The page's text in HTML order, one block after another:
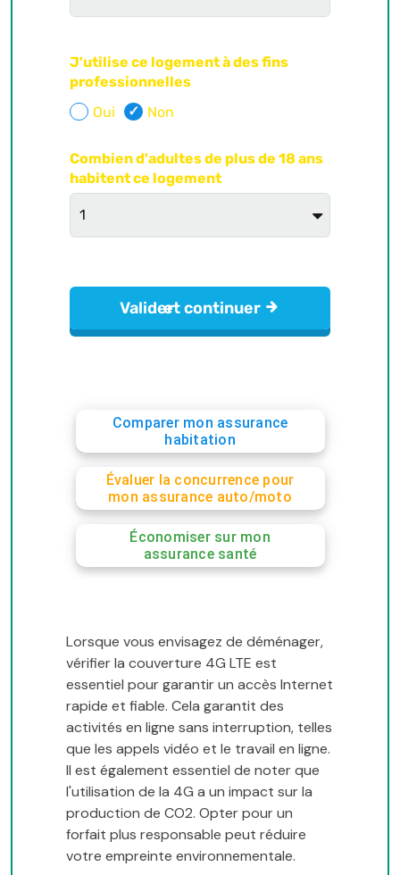
Comparer mon assurance
habitation
Évaluer la concurrence pour
mon assurance auto/moto
Économiser sur mon
assurance santé
Lorsque vous envisagez de déménager,
vérifier la couverture 4G LTE est
essentiel pour garantir un accès Internet
rapide et fiable. Cela garantit des
activités en ligne sans interruption, telles
que les appels vidéo et le travail en ligne.
Il est également essentiel de noter que
l'utilisation de la 4G a un impact sur la
production de CO2. Opter pour un
forfait plus responsable peut réduire
votre empreinte environnementale.